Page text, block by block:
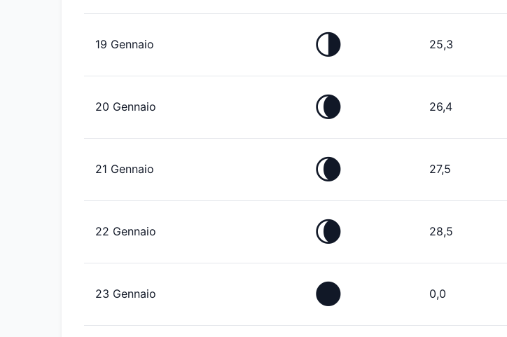
19 Gennaio 🌗 25,3
20 Gennaio 🌘 26,4
21 Gennaio 🌘 27,5
22 Gennaio 🌘 28,5
23 Gennaio 🌑 0,0